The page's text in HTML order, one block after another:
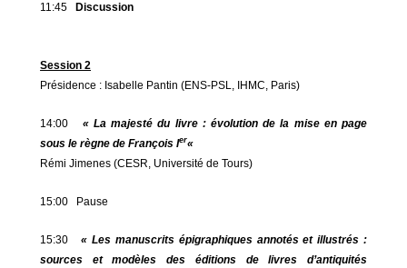
11:45 Discussion
Session 2
Présidence : Isabelle Pantin (ENS-PSL, IHMC, Paris)
14:00 « La majesté du livre : évolution de la mise en page
sous le règne de François Ier«
Rémi Jimenes (CESR, Université de Tours)
15:00 Pause
15:30« Les manuscrits épigraphiques annotés et illustrés :
sources et modèles des éditions de livres d’antiquités